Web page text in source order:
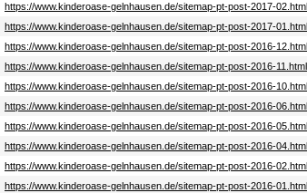
https://www.kinderoase-gelnhausen.de/sitemap-pt-post-2017-02.html
https://www.kinderoase-gelnhausen.de/sitemap-pt-post-2017-01.html
https://www.kinderoase-gelnhausen.de/sitemap-pt-post-2016-12.html
https://www.kinderoase-gelnhausen.de/sitemap-pt-post-2016-11.html
https://www.kinderoase-gelnhausen.de/sitemap-pt-post-2016-10.html
https://www.kinderoase-gelnhausen.de/sitemap-pt-post-2016-06.html
https://www.kinderoase-gelnhausen.de/sitemap-pt-post-2016-05.html
https://www.kinderoase-gelnhausen.de/sitemap-pt-post-2016-04.html
https://www.kinderoase-gelnhausen.de/sitemap-pt-post-2016-02.html
https://www.kinderoase-gelnhausen.de/sitemap-pt-post-2016-01.html